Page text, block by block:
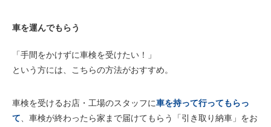
車を運んでもらう
「手間をかけずに車検を受けたい！」
という方には、こちらの方法がおすすめ。
車検を受けるお店・工場のスタッフに車を持って行ってもらっ
て 、車検が終わったら家まで届けてもらう「引き取り納車 」をお